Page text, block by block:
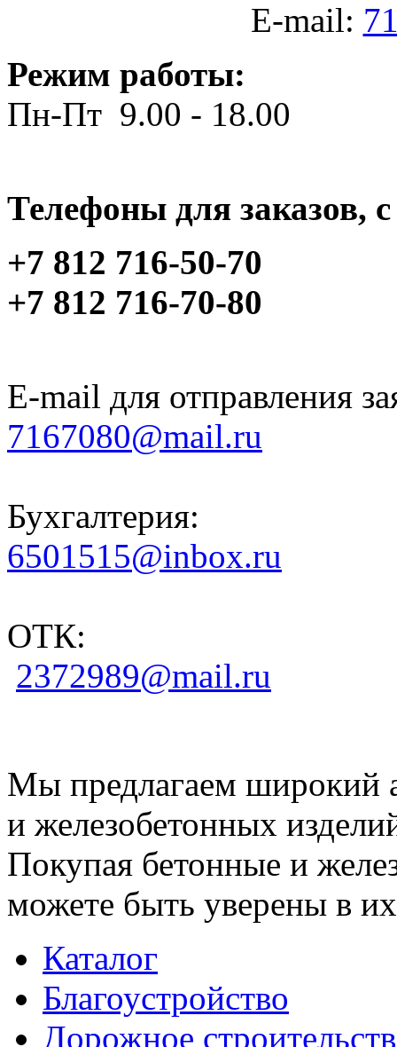
E-mail:
Режим работы:
Пн-Пт 9.00 - 18.00
Телефоны для заказов,
+7 812 716-50-70
+7 812 716-70-80
E-mail для отправления
7167080@mail.ru
Бухгалтерия:
6501515@inbox.ru
ОТК:
2372989@mail.ru
Мы предлагаем широкий
и железобетонных
Покупая бетонные и
можете быть уверены в их
Каталог
Благоустройство
Дорожное